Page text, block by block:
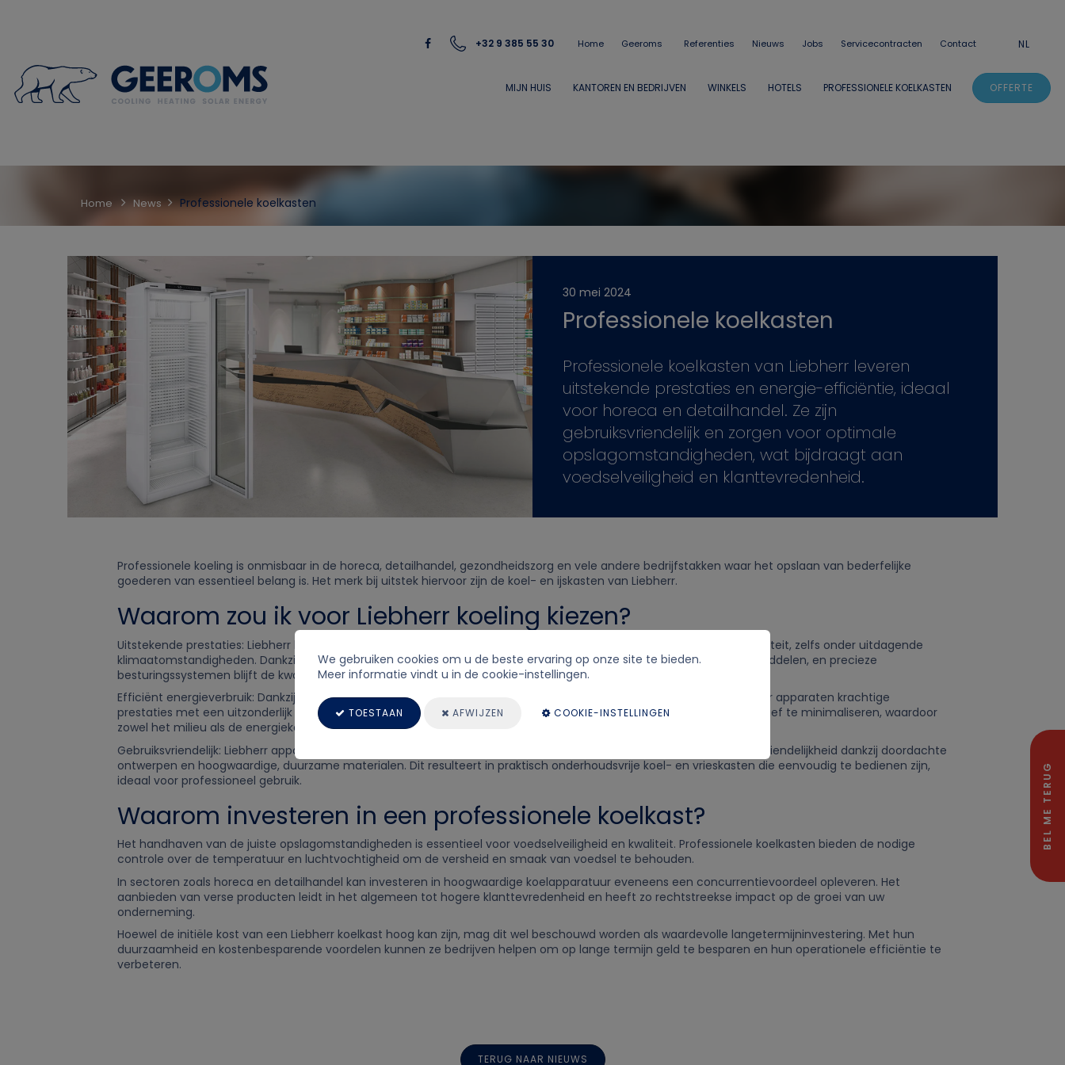
BEL ME TERUG
+32 9 385 55 30 Home Geeroms Referenties Nieuws Jobs Servicecontracten Contact NL
MIJN HUIS KANTOREN EN BEDRIJVEN WINKELS HOTELS PROFESSIONELE KOELKASTEN OFFERTE
Home News Professionele koelkasten
30 mei 2024
Professionele koelkasten
Professionele koelkasten van Liebherr leveren
uitstekende prestaties en energie-efficiëntie, ideaal
voor horeca en detailhandel. Ze zijn
gebruiksvriendelijk en zorgen voor optimale
opslagomstandigheden, wat bijdraagt aan
voedselveiligheid en klanttevredenheid.
Professionele koeling is onmisbaar in de horeca, detailhandel, gezondheidszorg en vele andere bedrijfstakken waar het opslaan van bederfelijke
goederen van essentieel belang is. Het merk bij uitstek hiervoor zijn de koel- en ijskasten van Liebherr.
Waarom zou ik voor Liebherr koeling kiezen?
Uitstekende prestaties: Liebherr koel- en vrieskasten voor professioneel gebruik leveren een buitengewone koelcapaciteit, zelfs onder uitdagende
klimaatomstandigheden. Dankzij het gebruik van geavanceerde componenten, krachtige en milieuvriendelijke koelmiddelen, en precieze
besturingssystemen blijft de kwaliteit van opgeslagen producten behouden.
Efficiënt energieverbruik: Dankzij geavanceerde elektronica en een geoptimaliseerd koelsysteem combineren Liebherr apparaten krachtige
prestaties met een uitzonderlijk laag energieverbruik. De efficiënte isolatie draagt hieraan bij door koudeverlies effectief te minimaliseren, waardoor
zowel het milieu als de energiekosten worden gespaard.
Gebruiksvriendelijk: Liebherr apparaten zijn ontworpen met een focus op gebruiksgemak en bieden optimale servicevriendelijkheid dankzij doordachte
ontwerpen en hoogwaardige, duurzame materialen. Dit resulteert in praktisch onderhoudsvrije koel- en vrieskasten die eenvoudig te bedienen zijn,
ideaal voor professioneel gebruik.
Waarom investeren in een professionele koelkast?
Het handhaven van de juiste opslagomstandigheden is essentieel voor voedselveiligheid en kwaliteit. Professionele koelkasten bieden de nodige
controle over de temperatuur en luchtvochtigheid om de versheid en smaak van voedsel te behouden.
In sectoren zoals horeca en detailhandel kan investeren in hoogwaardige koelapparatuur eveneens een concurrentievoordeel opleveren. Het
aanbieden van verse producten leidt in het algemeen tot hogere klanttevredenheid en heeft zo rechtstreekse impact op de groei van uw
onderneming.
Hoewel de initiële kost van een Liebherr koelkast hoog kan zijn, mag dit wel beschouwd worden als waardevolle langetermijninvestering. Met hun
duurzaamheid en kostenbesparende voordelen kunnen ze bedrijven helpen om op lange termijn geld te besparen en hun operationele efficiëntie te
verbeteren.
TERUG NAAR NIEUWS
We gebruiken cookies om u de beste ervaring op onze site te bieden.
Meer informatie vindt u in de cookie-instellingen.
TOESTAAN AFWIJZEN COOKIE-INSTELLINGEN